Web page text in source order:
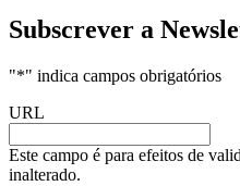
Subscrever a
"*" indica campos obrigatórios
URL
Este campo é para efeitos de
inalterado.